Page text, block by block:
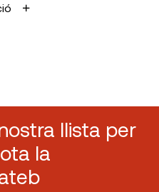
llista per
la